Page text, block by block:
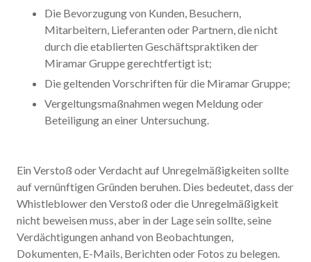
Die Bevorzugung von Kunden, Besuchern,
Mitarbeitern, Lieferanten oder Partnern, die nicht
durch die etablierten Geschäftspraktiken der
Miramar Gruppe gerechtfertigt ist;
Die geltenden Vorschriften für die Miramar Gruppe;
Vergeltungsmaßnahmen wegen Meldung oder
Beteiligung an einer Untersuchung.
Ein Verstoß oder Verdacht auf Unregelmäßigkeiten sollte
auf vernünftigen Gründen beruhen. Dies bedeutet, dass der
Whistleblower den Verstoß oder die Unregelmäßigkeit
nicht beweisen muss, aber in der Lage sein sollte, seine
Verdächtigungen anhand von Beobachtungen,
Dokumenten, E-Mails, Berichten oder Fotos zu belegen.